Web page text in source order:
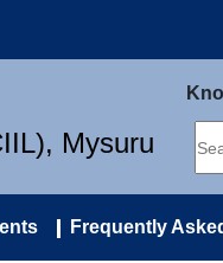
Mysuru
Frequently